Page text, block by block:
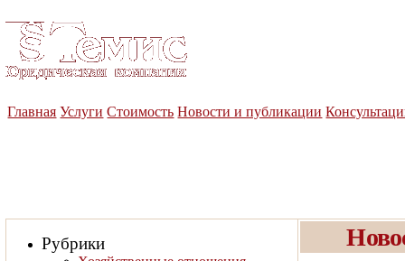
«Темис»
Главная Услуги Стоимость Новости и публикации
Рубрики